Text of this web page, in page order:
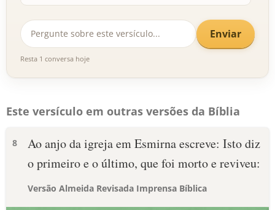
Enviar
Resta 1 conversa hoje
Este versículo em outras versões da Bíblia
8
Ao anjo da igreja em Esmirna escreve: Isto diz
o primeiro e o último, que foi morto e reviveu:
Versão Almeida Revisada Imprensa Bíblica